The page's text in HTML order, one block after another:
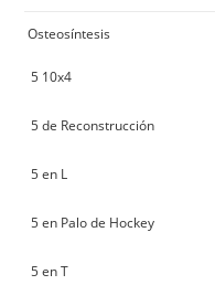
Osteosíntesis
5 10x4
5 de Reconstrucción
5 en L
5 en Palo de Hockey
5 en T